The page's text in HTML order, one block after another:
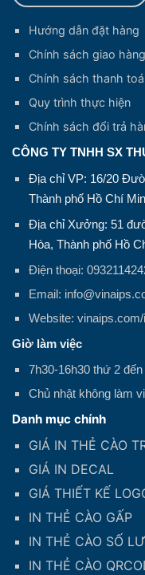
Hướng dẫn đặt hàng
Chính sách giao hàng
Chính sách thanh
Quy trình thực hiện
Chính sách đổi trả
CÔNG TY TNHH SX
Địa chỉ VP: 16/20
Thành phố Hồ Chí
Địa chỉ Xưởng: 51
Hòa, Thành phố Hồ
Điện thoại:
Email:
Website:
Giờ làm việc
7h30-16h30 thứ 2
Chủ nhật không làm
Danh mục chính
GIÁ IN THẺ CÀO
GIÁ IN DECAL
GIÁ THIẾT KẾ
IN THẺ CÀO GẤP
IN THẺ CÀO SỐ
IN THẺ CÀO